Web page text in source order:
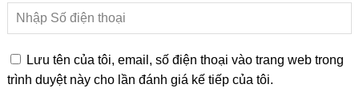
Lưu tên của tôi, email, số điện thoại vào trang web trong
trình duyệt này cho lần đánh giá kế tiếp của tôi.